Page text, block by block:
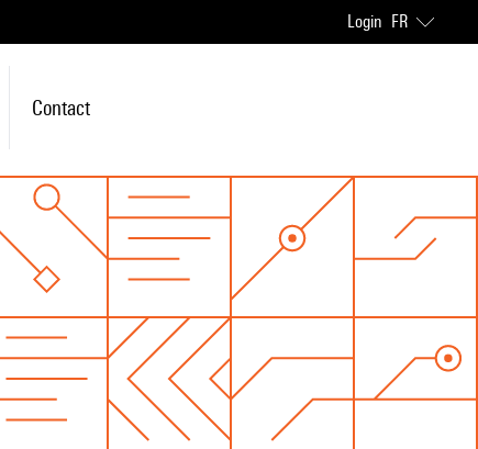
Login FR
Contact